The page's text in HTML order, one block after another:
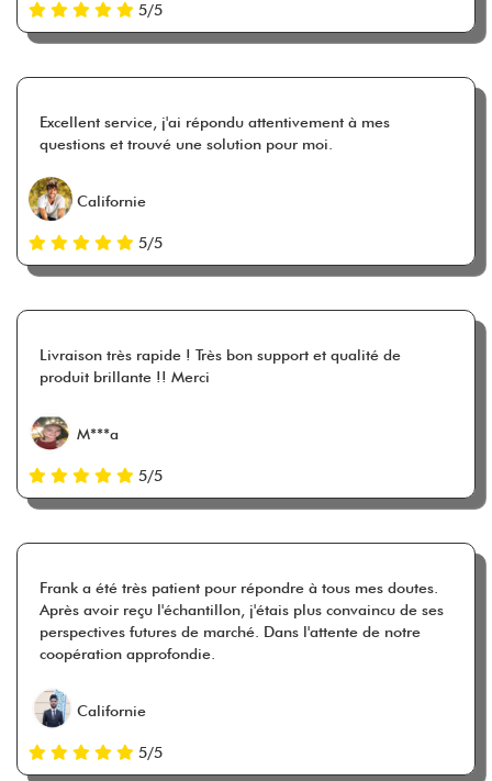
5/5
Excellent service, j'ai répondu attentivement à mes
questions et trouvé une solution pour moi.
Californie
5/5
Livraison très rapide ! Très bon support et qualité de
produit brillante !! Merci
M***a
5/5
Frank a été très patient pour répondre à tous mes doutes.
Après avoir reçu l'échantillon, j'étais plus convaincu de ses
perspectives futures de marché. Dans l'attente de notre
coopération approfondie.
Californie
5/5